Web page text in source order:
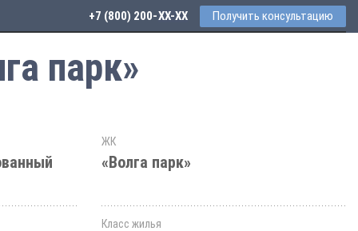
+7 (800) 200-33-52 Получить консультацию
парк»
ЖК
«Волга парк»
Класс жилья